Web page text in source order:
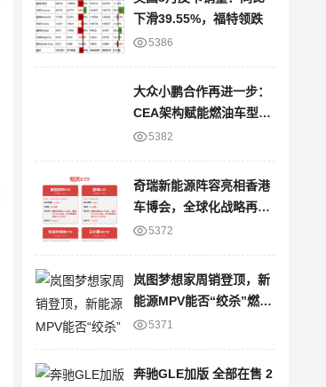
下滑39.55%，福特领跌
5386
大众小鹏合作再进一步：
CEA架构赋能燃油车型，
智能网联版图再拓展
5382
奇瑞新能源阵容亮相香港
车博会，全球化战略再提
速 5372
岚图梦想家周销登顶，新
能源MPV能否“绞杀”燃油
车？5371
奔驰GLE加版 全部在售 2